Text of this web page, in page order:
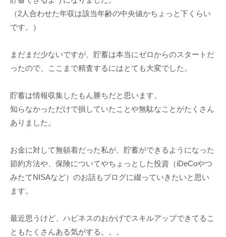
（2人合わせた年収は該当年齢の中央値かちょっと下くらい
です。）
まだまだ少ないですが、貯蓄は本当にゼロからのスタートだ
ったので、ここまで精査するにはとても大変でした。
貯蓄は情報収集したもん勝ちだと思います。
知らなかっただけで損していたことや無駄なことがたくさん
ありました。
お金に対して無頓着だった私が、貯蓄ができるようになった
節約方法や、保険についてやちょっとした投資（iDeCoやつ
みたてNISAなど）のお話もブログに綴っていきたいと思い
ます。
最近思うけど、ハピネスのおかげでスキルアップできてるこ
ともたくさんある気がする。。。